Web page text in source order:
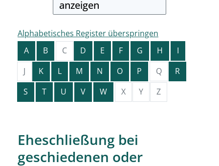
anzeigen
Alphabetisches Register überspringen
A
B C D E F G H
I
J
K L M N O P Q
R
S
T U V W X Y Z
Eheschließung bei
geschiedenen oder